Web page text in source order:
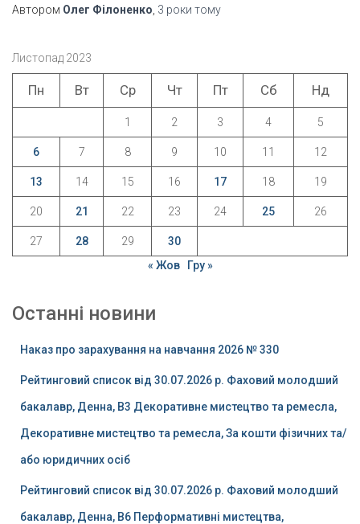
Автором Олег Філоненко 3 роки тому
Листопад 2023
Пн Вт Ср Чт Пт Сб Нд
1 2 3 4 5
6 7 8 9 10 11 12
13 14 15 16 17 18 19
20 21 22 23 24 25 26
27 28 29
30
« Жов
Гру »
Останні новини
Наказ про зарахування на навчання 2026 № 330
Рейтинговий список від 30.07.2026 р. Фаховий молодший
бакалавр, Денна, B3 Декоративне мистецтво та ремесла,
Декоративне мистецтво та ремесла, За кошти фізичних та/
або юридичних осіб
Рейтинговий список від 30.07.2026 р. Фаховий молодший
бакалавр, Денна, B6 Перформативні мистецтва,